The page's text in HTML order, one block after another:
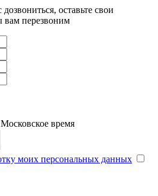
оставьте свои
вам перезвоним
время
моих персональных данных